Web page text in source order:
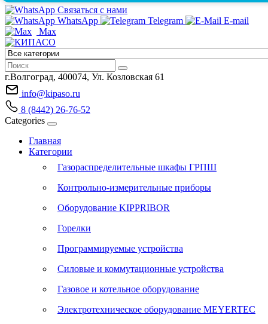
Связаться с нами
WhatsApp
Telegram
E-mail
Max
г.Волгоград, 400074, Ул. Козловская 61
info@kipaso.ru
8 (8442) 26-76-52
Categories
Главная
Категории
Газораспределительные шкафы ГРПШ
Контрольно-измерительные приборы
Оборудование KIPPRIBOR
Горелки
Программируемые устройства
Силовые и коммутационные устройства
Газовое и котельное оборудование
Электротехническое оборудование MEYERTEC